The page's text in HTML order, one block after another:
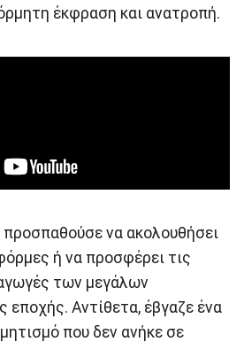
έκφραση και ανατροπή.
προσπαθούσε να ακολουθήσει
ή να προσφέρει τις
των μεγάλων
εποχής. Αντίθετα, έβγαζε ένα
που δεν ανήκε σε